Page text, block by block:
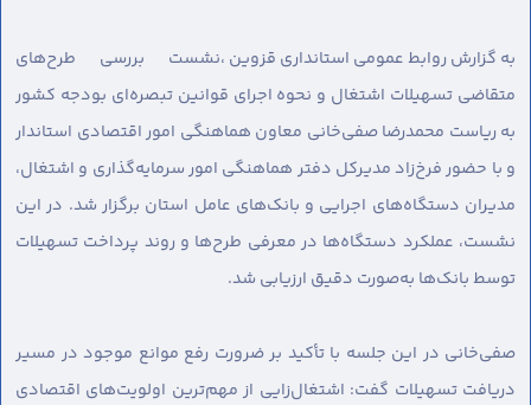
به گزارش روابط عمومی استانداری قزوین ،نشست بررسی طرح‌های
متقاضی تسهیلات اشتغال و نحوه اجرای قوانین تبصره‌ای بودجه کشور
به ریاست محمدرضا صفی‌خانی معاون هماهنگی امور اقتصادی استاندار
و با حضور فرخ‌زاد مدیرکل دفتر هماهنگی امور سرمایه‌گذاری و اشتغال،
مدیران دستگاه‌های اجرایی و بانک‌های عامل استان برگزار شد. در این
نشست، عملکرد دستگاه‌ها در معرفی طرح‌ها و روند پرداخت تسهیلات
توسط بانک‌ها به‌صورت دقیق ارزیابی شد.
صفی‌خانی در این جلسه با تأکید بر ضرورت رفع موانع موجود در مسیر
دریافت تسهیلات گفت: اشتغال‌زایی از مهم‌ترین اولویت‌های اقتصادی